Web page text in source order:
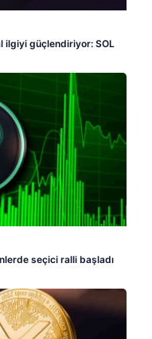
ilgiyi güçlendiriyor: SOL
seçici ralli başladı